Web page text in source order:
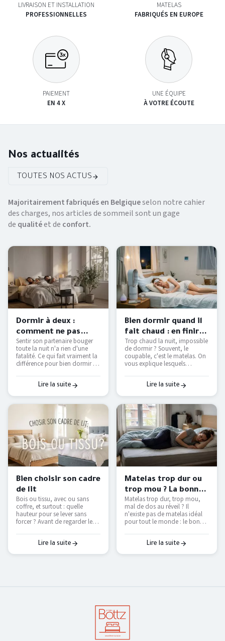
LIVRAISON ET INSTALLATION
PROFESSIONNELLES
MATELAS
FABRIQUÉS EN EUROPE
PAIEMENT
EN 4 X
UNE ÉQUIPE
À VOTRE ÉCOUTE
Nos actualités
TOUTES NOS ACTUS
Majoritairement fabriqués en Belgiqueselon notre cahier
des charges, nos articles de sommeil sont un gage
de qualitéet de confort.
Dormir à deux :
comment ne pas
déranger son
partenaire ?
Sentir son partenaire bouger
toute la nuit n'a rien d'une
fatalité. Ce qui fait vraiment la
différence pour bien dormir à
avant d'acheter.
Lire la suite
Bien dormir quand il
fait chaud : en finir
avec les nuits moites
— Literie Bottz Liège
Trop chaud la nuit, impossible
de dormir ? Souvent, le
coupable, c'est le matelas. On
vous explique lesquels
vraiment, et comment
retrouver des nuits fraîches
sans tout remplacer.
Lire la suite
Bien choisir son cadre
de lit
Bois ou tissu, avec ou sans
coffre, et surtout : quelle
hauteur pour se lever sans
forcer ? Avant de regarder les
questions à se poser pour
choisir un cadre de lit qui dure
et qui vous facilite le
Lire la suite
Matelas trop dur ou
trop mou ? La bonne
fermeté selon votre
morphologie
Matelas trop dur, trop mou,
mal de dos au réveil ? Il
n'existe pas de matelas idéal
pour tout le monde : le bon
sommeil et de votre
corpulence. On vous explique
comment trouver le vôtre — et
Lire la suite